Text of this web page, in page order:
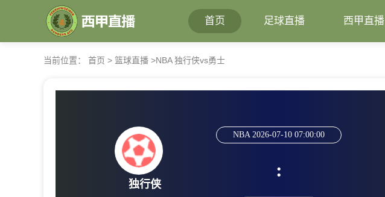
首页 足球直播 西甲直播
当前位置： 首页 > 篮球直播 >NBA 独行侠vs勇士
独行侠
NBA 2026-07-10 07:00:00
: